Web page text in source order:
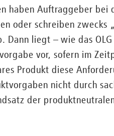
haben Auftraggeber
oder schreiben
Dann liegt – wie das
vor, sofern im
Produkt diese
nicht durch
der